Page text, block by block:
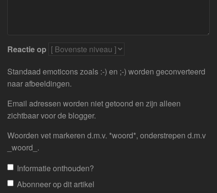
Reactie op
Standaad emoticons zoals :-) en ;-) worden geconverteerd
naar afbeeldingen.
Email adressen worden niet getoond en zijn alleen
zichtbaar voor de blogger.
Woorden vet markeren d.m.v. *woord*, onderstrepen d.m.v
_woord_.
Informatie onthouden?
Abonneer op dit artikel